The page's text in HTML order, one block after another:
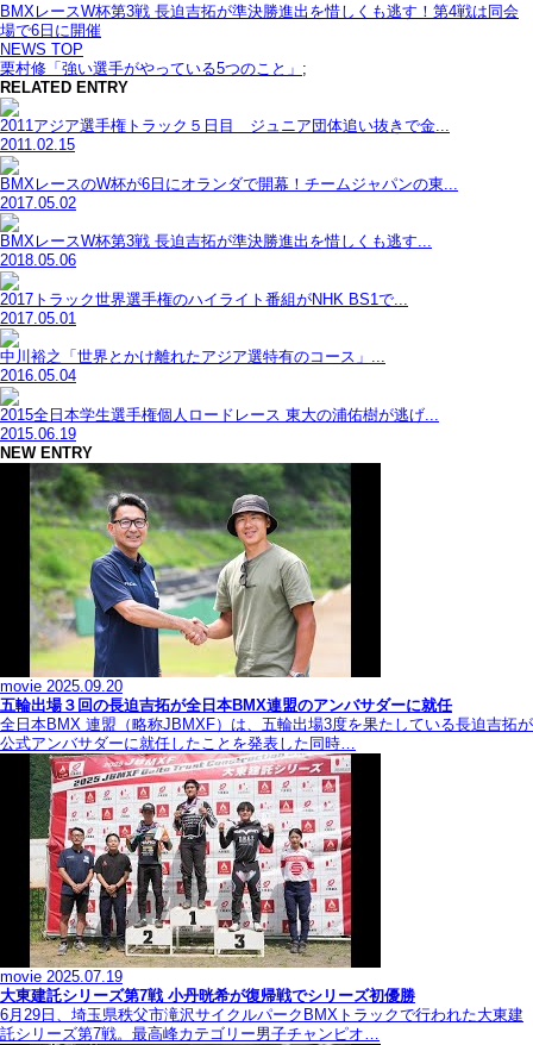
BMXレースW杯第3戦 長迫吉拓が準決勝進出を惜しくも逃す！第4戦は同会
場で6日に開催
NEWS TOP
栗村修「強い選手がやっている5つのこと」 ;
RELATED ENTRY
2011アジア選手権トラック５日目 ジュニア団体追い抜きで金...
2011.02.15
BMXレースのW杯が6日にオランダで開幕！チームジャパンの東...
2017.05.02
BMXレースW杯第3戦 長迫吉拓が準決勝進出を惜しくも逃す...
2018.05.06
2017トラック世界選手権のハイライト番組がNHK BS1で...
2017.05.01
中川裕之「世界とかけ離れたアジア選特有のコース」...
2016.05.04
2015全日本学生選手権個人ロードレース 東大の浦佑樹が逃げ...
2015.06.19
NEW ENTRY
movie 2025.09.20
五輪出場３回の長迫吉拓が全日本BMX連盟のアンバサダーに就任
全日本BMX 連盟（略称JBMXF）は、五輪出場3度を果たしている長迫吉拓が
公式アンバサダーに就任したことを発表した同時…
movie 2025.07.19
大東建託シリーズ第7戦 ⼩丹晄希が復帰戦でシリーズ初優勝
6月29日、埼玉県秩父市滝沢サイクルパークBMXトラックで行われた大東建
託シリーズ第7戦。最高峰カテゴリー男子チャンピオ…